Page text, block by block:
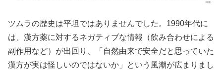
ツムラの歴史は平坦ではありませんでした。1990年代に
は、漢方薬に対するネガティブな情報（飲み合わせによる
副作用など）が出回り、「自然由来で安全だと思っていた
漢方が実は怪しいのではないか」という風潮が広まりまし